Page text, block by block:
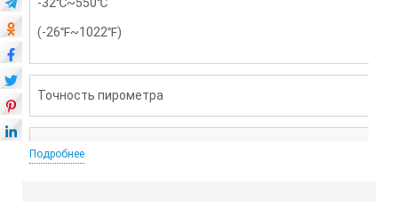
(-26℉~1022℉)
Точность пирометра
±2% или ±2℃
Подробнее